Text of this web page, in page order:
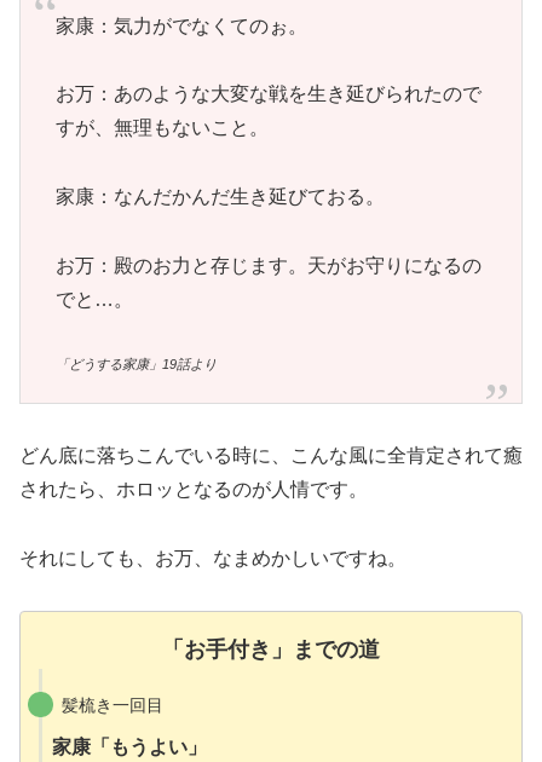
家康：気力がでなくてのぉ。
お万：あのような大変な戦を生き延びられたので
すが、無理もないこと。
家康：なんだかんだ生き延びておる。
お万：殿のお力と存じます。天がお守りになるの
でと…。
「どうする家康」19話より
どん底に落ちこんでいる時に、こんな風に全肯定されて癒
されたら、ホロッとなるのが人情です。
それにしても、お万、なまめかしいですね。
「お手付き」までの道
髪梳き一回目
家康「もうよい」